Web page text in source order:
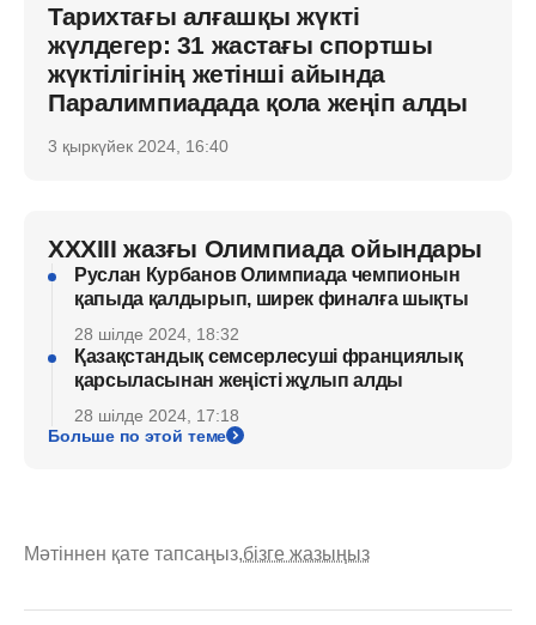
Тарихтағы алғашқы жүкті
жүлдегер: 31 жастағы спортшы
жүктілігінің жетінші айында
Паралимпиадада қола жеңіп алды
3 қыркүйек 2024, 16:40
XXXIII жазғы Олимпиада ойындары
Руслан Курбанов Олимпиада чемпионын
қапыда қалдырып, ширек финалға шықты
28 шілде 2024, 18:32
Қазақстандық семсерлесуші франциялық
қарсыласынан жеңісті жұлып алды
28 шілде 2024, 17:18
Больше по этой теме
Мәтіннен қате тапсаңыз,бізге жазыңыз